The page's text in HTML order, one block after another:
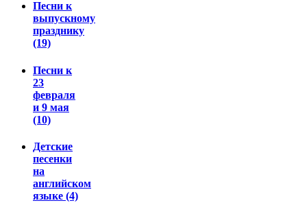
Песни к
выпускному
празднику
(19)
Песни к
23
февраля
и 9 мая
(10)
Детские
песенки
на
английском
языке (4)